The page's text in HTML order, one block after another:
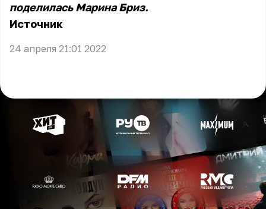
поделилась Марина Бриз.
Источник
24 апреля 21:01 2022